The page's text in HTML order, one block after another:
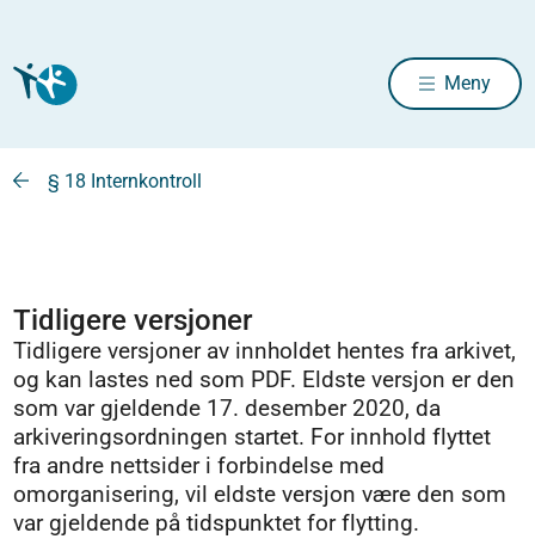
Meny
§ 18 Internkontroll
Tidligere versjoner
Tidligere versjoner av innholdet hentes fra arkivet,
og kan lastes ned som PDF. Eldste versjon er den
som var gjeldende 17. desember 2020, da
arkiveringsordningen startet. For innhold flyttet
fra andre nettsider i forbindelse med
omorganisering, vil eldste versjon være den som
var gjeldende på tidspunktet for flytting.